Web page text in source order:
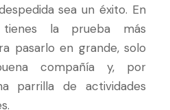
sea un éxito. En
tienes la prueba más
pasarlo en grande, solo
compañía y, por
parrilla de actividades